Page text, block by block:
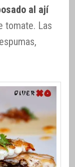
al ají
tomate. Las